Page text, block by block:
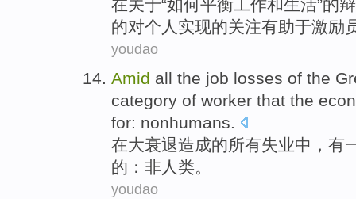
在关于“如何平衡工作和生活”的
的对个人 实现的关注有助于激励
youdao
Amid all the job losses of the
category of worker that the
for: nonhumans.
在大衰退造成的所有失业中， 有
的 ： 非 人类。
youdao